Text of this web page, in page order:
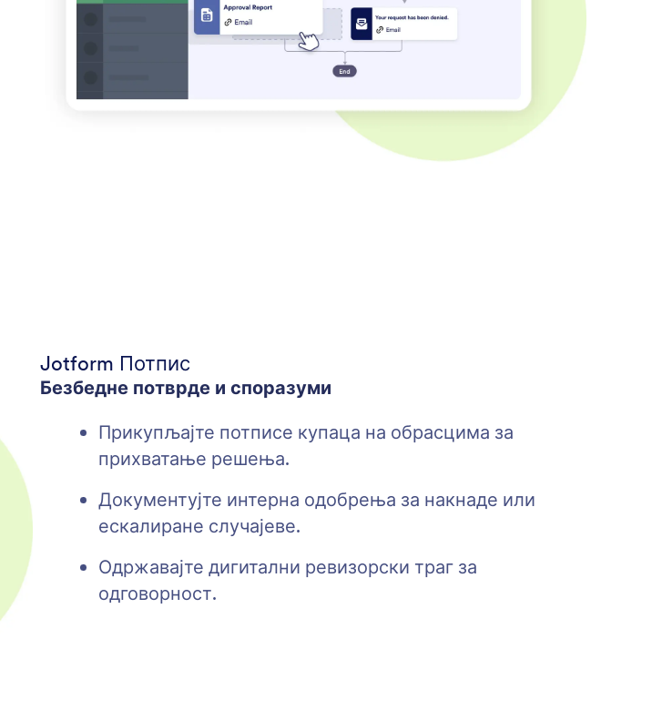
Jotform Потпис
Безбедне потврде и споразуми
Прикупљајте потписе купаца на обрасцима за
прихватање решења.
Документујте интерна одобрења за накнаде или
ескалиране случајеве.
Одржавајте дигитални ревизорски траг за
одговорност.